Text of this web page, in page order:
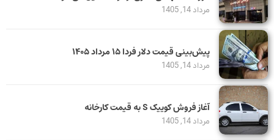
مرداد 14, 1405
پیش‌بینی قیمت دلار فردا ۱۵ مرداد ۱۴۰۵
مرداد 14, 1405
آغاز فروش کوییک S به قیمت کارخانه
مرداد 14, 1405